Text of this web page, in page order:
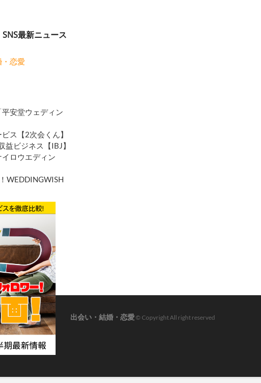
最新ニュース
恋愛
安堂ウェディン
ス【2次会くん】
ビジネス【IBJ】
ロウエディン
WEDDINGWISH
出会い・結婚・恋愛© Copyright All right reserved